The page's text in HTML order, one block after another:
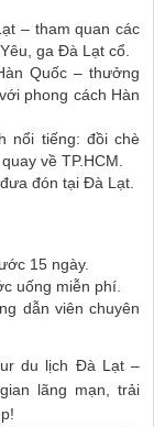
– tham quan các
ga Đà Lạt cổ.
Quốc – thưởng
phong cách Hàn
nổi tiếng: đồi chè
về TP.HCM.
đón tại Đà Lạt.
15 ngày.
uống miễn phí.
dẫn viên chuyên
du lịch Đà Lạt –
lãng mạn, trải